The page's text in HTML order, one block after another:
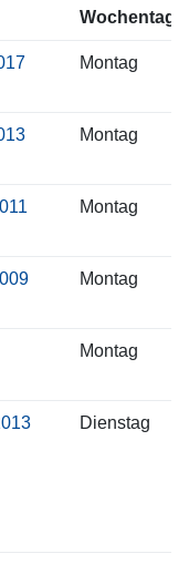
Wochentag
Montag
Montag
Montag
Montag
Montag
Dienstag